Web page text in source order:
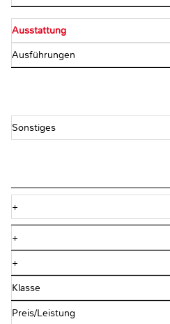
Ausstattung
Ausführungen
Sonstiges
+
+
+
Klasse
Preis/Leistung